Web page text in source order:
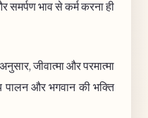
समर्पण भाव से कर्म करना ही
जीवात्मा और परमात्मा
और भगवान की भक्ति